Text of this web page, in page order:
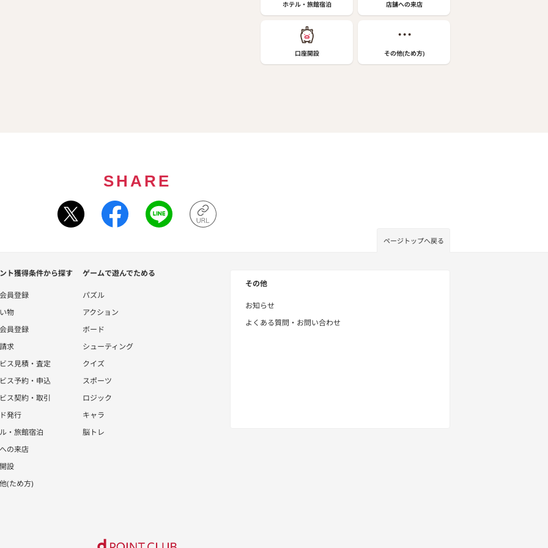
ホテル・旅館宿泊 店舗への来店
口座開設 その他(ため方)
SHARE
ページトップへ戻る
ト獲得条件から探す
員登録
物
員登録
求
ス見積・査定
ス予約・申込
ス契約・取引
発行
・旅館宿泊
の来店
設
(ため方)
ゲームで遊んでためる
パズル
アクション
ボード
シューティング
クイズ
スポーツ
ロジック
キャラ
脳トレ
その他
お知らせ
よくある質問・お問い合わせ